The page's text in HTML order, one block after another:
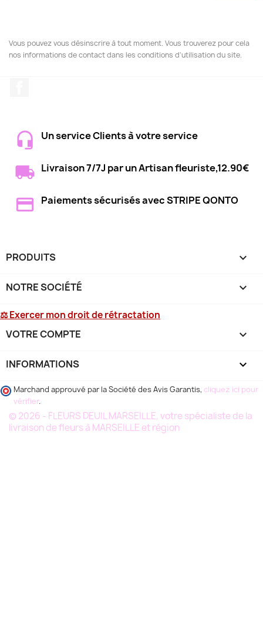
Vous pouvez vous désinscrire à tout moment. Vous trouverez pour cela
nos informations de contact dans les conditions d'utilisation du site.
Un service Clients à votre service
Livraison 7/7J par un Artisan fleuriste,12.90€
Paiements sécurisés avec STRIPE QONTO
PRODUITS 
NOTRE SOCIÉTÉ 
⚖ Exercer mon droit de rétractation
VOTRE COMPTE 
INFORMATIONS keyboard_arrow_down
Marchand approuvé par la Société des Avis Garantis, cliquez ici pour
vérifier.
© 2026 - FLEURS DEUIL MARSEILLE, votre spécialiste de la
livraison de fleurs à MARSEILLE et région